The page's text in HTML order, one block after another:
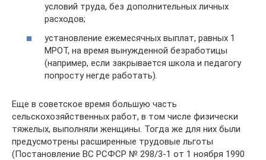
условий труда, без дополнительных личных
расходов;
установление ежемесячных выплат, равных 1
МРОТ, на время вынужденной безработицы
(например, если закрывается школа и педагогу
попросту негде работать).
Еще в советское время большую часть
сельскохозяйственных работ, в том числе физически
тяжелых, выполняли женщины. Тогда же для них были
предусмотрены расширенные трудовые льготы
(Постановление ВС РСФСР № 298/3-1 от 1 ноября 1990